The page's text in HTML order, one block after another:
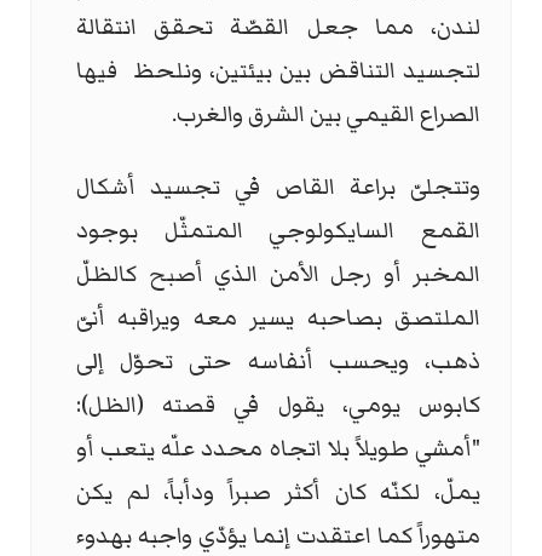
لندن، مما جعل القصّة تحقق انتقالة
لتجسيد التناقض بين بيئتين، ونلحظ فيها
الصراع القيمي بين الشرق والغرب.
وتتجلىّ براعة القاص في تجسيد أشكال
القمع السايكولوجي المتمثّل بوجود
المخبر أو رجل الأمن الذي أصبح كالظلّ
الملتصق بصاحبه يسير معه ويراقبه أنىّ
ذهب، ويحسب أنفاسه حتى تحوّل إلى
كابوس يومي، يقول في قصته (الظل):
"أمشي طويلاً بلا اتجاه محدد علّه يتعب أو
يملّ، لكنّه كان أكثر صبراً ودأباً، لم يكن
متهوراً كما اعتقدت إنما يؤدّي واجبه بهدوء